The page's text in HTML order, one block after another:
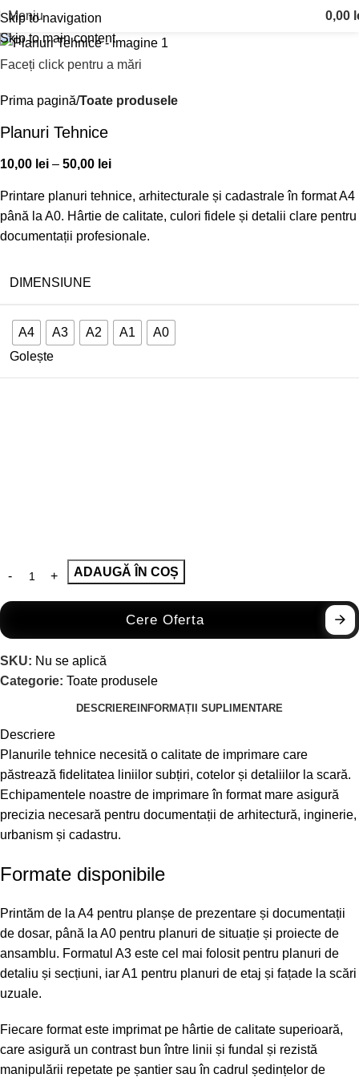
Skip to navigation
Skip to main content
Meniu 0,00
Faceți click pentru a mări
Prima pagină Toate produsele
Planuri Tehnice
10,00 lei – 50,00 lei
Printare planuri tehnice, arhitecturale și cadastrale în format A4
până la A0. Hârtie de calitate, culori fidele și detalii clare pentru
documentații profesionale.
DIMENSIUNE
A4 A3 A2 A1
A0
Golește
ADAUGĂ ÎN COȘ
Cere Oferta
SKU: Nu se aplică
Categorie: Toate produsele
DESCRIEREINFORMAȚII SUPLIMENTARE
Descriere
Planurile tehnice necesită o calitate de imprimare care
păstrează fidelitatea liniilor subțiri, cotelor și detaliilor la scară.
Echipamentele noastre de imprimare în format mare asigură
precizia necesară pentru documentații de arhitectură, inginerie,
urbanism și cadastru.
Formate disponibile
Printăm de la A4 pentru planșe de prezentare și documentații
de dosar, până la A0 pentru planuri de situație și proiecte de
ansamblu. Formatul A3 este cel mai folosit pentru planuri de
detaliu și secțiuni, iar A1 pentru planuri de etaj și fațade la scări
uzuale.
Fiecare format este imprimat pe hârtie de calitate superioară,
care asigură un contrast bun între linii și fundal și rezistă
manipulării repetate pe șantier sau în cadrul ședințelor de